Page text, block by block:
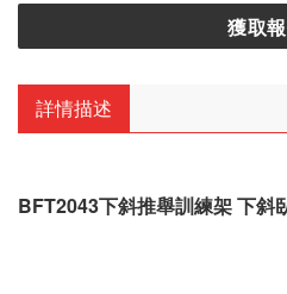
獲取
詳情描述
BFT2043下斜推舉訓練架 下斜